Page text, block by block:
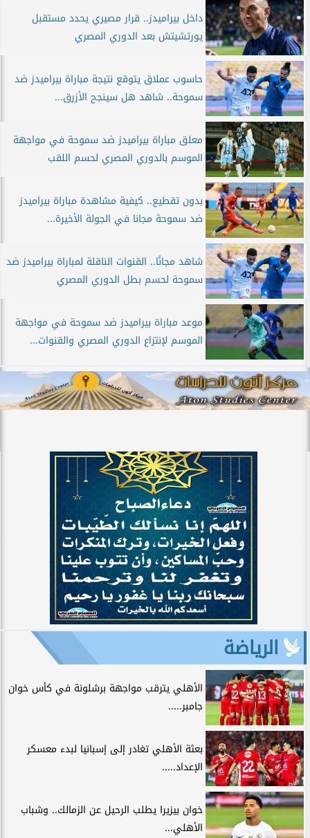
داخل بيراميدز.. قرار مصيري يحدد مستقبل
يورتشيتش بعد الدوري المصري
حاسوب عملاق يتوقع نتيجة مباراة بيراميدز ضد
سموحة.. شاهد هل سينجح الأزرق...
معلق مباراة بيراميدز ضد سموحة في مواجهة
الموسم بالدوري المصري لحسم اللقب
بدون تقطيع.. كيفية مشاهدة مباراة بيراميدز
ضد سموحة مجانا في الجولة الأخيرة...
شاهد مجانًا.. القنوات الناقلة لمباراة بيراميدز ضد
سموحة لحسم بطل الدوري المصري
موعد مباراة بيراميدز ضد سموحة في مواجهة
الموسم لإنتزاع الدوري المصري والقنوات...
الرياضة
الأهلي يترقب مواجهة برشلونة في كأس خوان
جامبر.....
بعثة الأهلي تغادر إلى إسبانيا لبدء معسكر
الإعداد.....
خوان بيزيرا يطلب الرحيل عن الزمالك.. وشباب
الأهلي...